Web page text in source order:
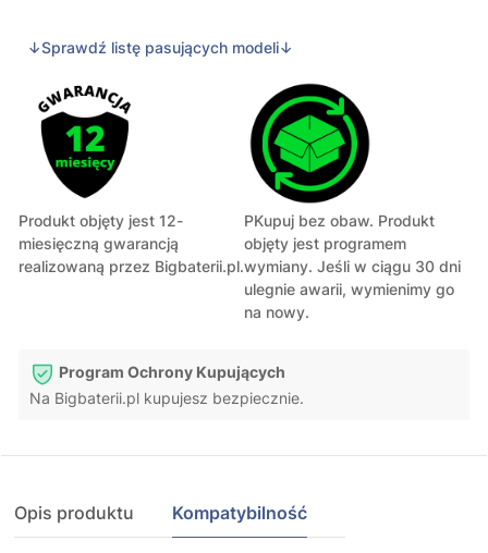
↓Sprawdź listę pasujących modeli↓
Produkt objęty jest 12-
miesięczną gwarancją
realizowaną przez Bigbaterii.pl.
PKupuj bez obaw. Produkt
objęty jest programem
wymiany. Jeśli w ciągu 30 dni
ulegnie awarii, wymienimy go
na nowy.
Program Ochrony Kupujących
Na Bigbaterii.pl kupujesz bezpiecznie.
Opis produktu Kompatybilność